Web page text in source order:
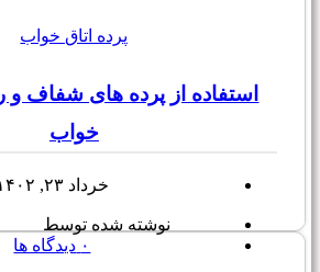
پرده اتاق خواب
استفاده از پرده های شفاف و
خواب
خرداد ۲۳, ۱۴۰۲
نوشته شده توسط
۰ دیدگاه ها